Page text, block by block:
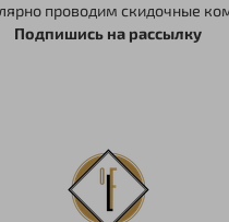
проводим скидочные
Подпишись на рассылку